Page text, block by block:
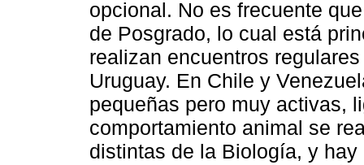
opcional. No es frecuente
de Posgrado, lo cual está
realizan encuentros
Uruguay. En Chile y
pequeñas pero muy activas,
comportamiento animal se
distintas de la Biología, y